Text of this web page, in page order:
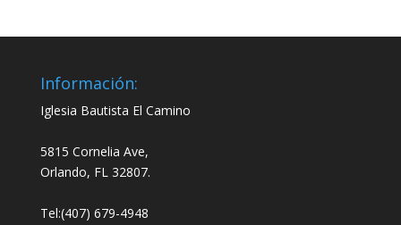
Información:
Iglesia Bautista El Camino
5815 Cornelia Ave,
Orlando, FL 32807.
Tel:(407) 679-4948